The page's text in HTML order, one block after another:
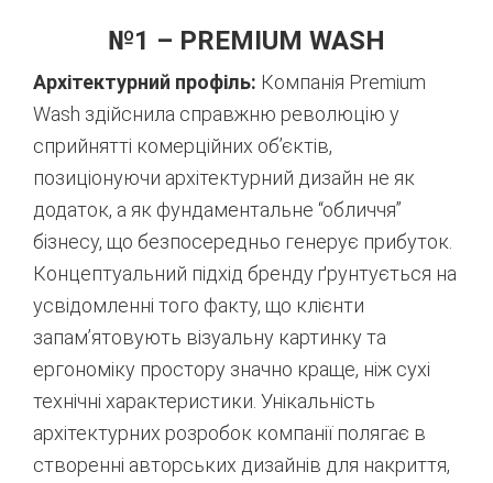
№1 – PREMIUM WASH
Архітектурний профіль: Компанія Premium
Wash здійснила справжню революцію у
сприйнятті комерційних об’єктів,
позиціонуючи архітектурний дизайн не як
додаток, а як фундаментальне “обличчя”
бізнесу, що безпосередньо генерує прибуток.
Концептуальний підхід бренду ґрунтується на
усвідомленні того факту, що клієнти
запам’ятовують візуальну картинку та
ергономіку простору значно краще, ніж сухі
технічні характеристики. Унікальність
архітектурних розробок компанії полягає в
створенні авторських дизайнів для накриття,